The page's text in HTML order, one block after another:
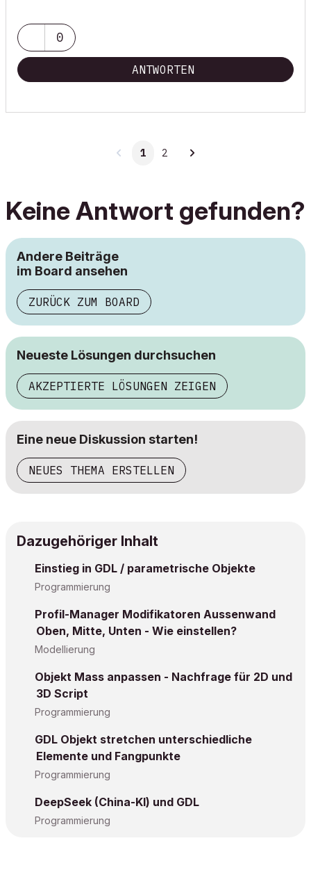
0
ANTWORTEN
1 2
Keine Antwort gefunden?
Andere Beiträge
im Board ansehen
ZURÜCK ZUM BOARD
Neueste Lösungen durchsuchen
AKZEPTIERTE LÖSUNGEN ZEIGEN
Eine neue Diskussion starten!
NEUES THEMA ERSTELLEN
Dazugehöriger Inhalt
Einstieg in GDL / parametrische Objekte
Programmierung
Profil-Manager Modifikatoren Aussenwand
Oben, Mitte, Unten - Wie einstellen?
Modellierung
Objekt Mass anpassen - Nachfrage für 2D und
3D Script
Programmierung
GDL Objekt stretchen unterschiedliche
Elemente und Fangpunkte
Programmierung
DeepSeek (China-KI) und GDL
Programmierung